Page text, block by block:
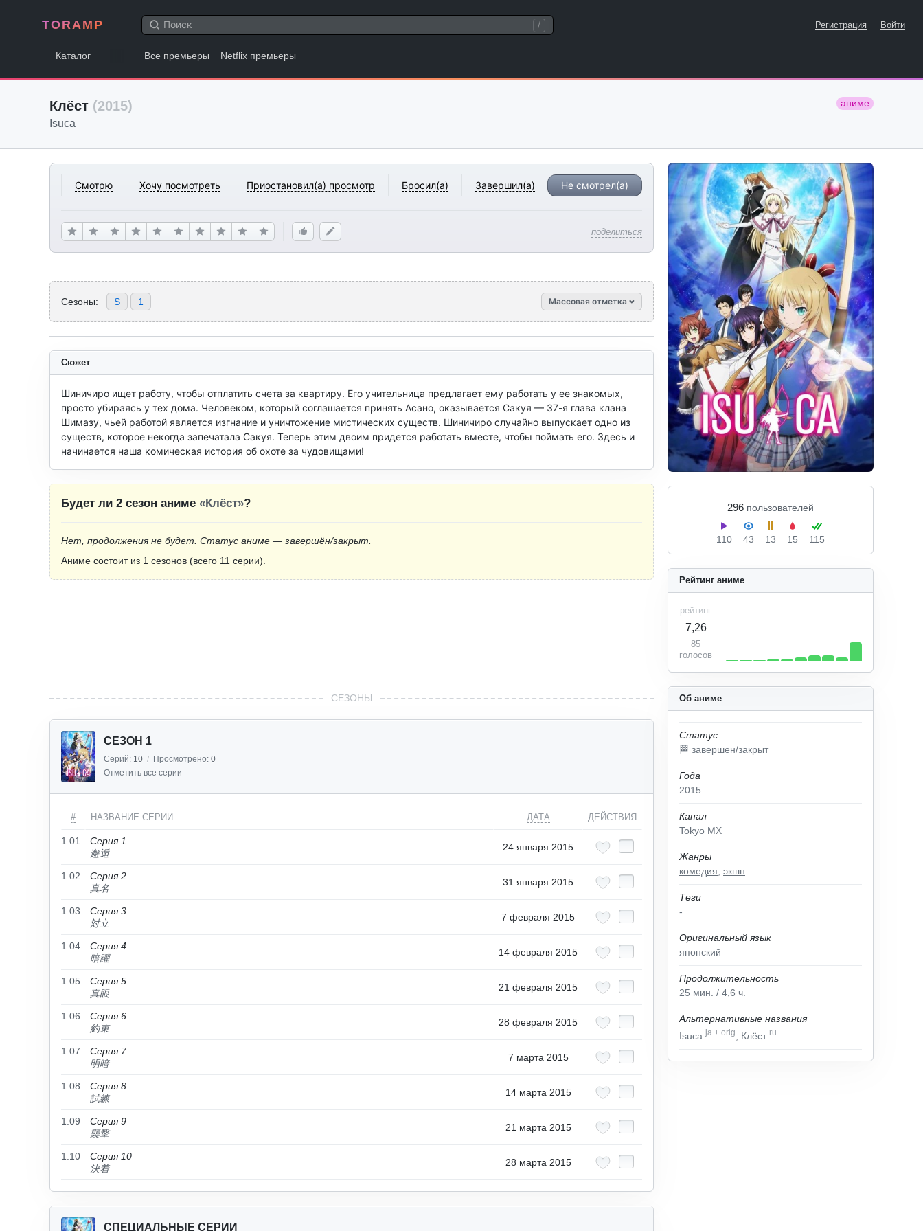
TORAMP / Регистрация Войти
Каталог Все премьеры Netflix премьеры
Клёст (2015) аниме
Isuca
Смотрю Хочу посмотреть Приостановил(а) просмотр Бросил(а) Завершил(а) Не смотрел(а)
поделиться
296 пользователей
110 43 13 15 115
Сезоны: S 1 Массовая отметка
Об аниме
Статус
🏁 завершен/закрыт
Года
2015
Канал
Tokyo MX
Жанры
комедия экшн
Теги
-
Оригинальный язык
японский
Продолжительность
25 мин. / 4,6 ч.
Альтернативные названия
Isucaja + orig , Клёст ru
Рейтинг аниме
рейтинг
7,26
85
голосов
Сюжет
Шиничиро ищет работу, чтобы отплатить счета за квартиру. Его учительница предлагает ему работать у ее знакомых,
просто убираясь у тех дома. Человеком, который соглашается принять Асано, оказывается Сакуя — 37-я глава клана
Шимазу, чьей работой является изгнание и уничтожение мистических существ. Шиничиро случайно выпускает одно из
существ, которое некогда запечатала Сакуя. Теперь этим двоим придется работать вместе, чтобы поймать его. Здесь и
начинается наша комическая история об охоте за чудовищами!
Будет ли 2 сезон аниме «Клёст»?
Нет, продолжения не будет. Статус аниме — завершён/закрыт.
Аниме состоит из 1 сезонов (всего 11 серии).
СЕЗОНЫ
СЕЗОН 1
Серий: 10 / Просмотрено: 0
Отметить все серии
# НАЗВАНИЕ СЕРИИ ДАТА ДЕЙСТВИЯ
1.01
Серия 1
邂逅
24 января 2015
1.02
Серия 2
真名
31 января 2015
1.03
Серия 3
対立
7 февраля 2015
1.04
Серия 4
暗躍
14 февраля 2015
1.05
Серия 5
真眼
21 февраля 2015
1.06
Серия 6
約束
28 февраля 2015
1.07
Серия 7
明暗
7 марта 2015
1.08
Серия 8
試練
14 марта 2015
1.09
Серия 9
襲撃
21 марта 2015
1.10
Серия 10
決着
28 марта 2015
СПЕЦИАЛЬНЫЕ СЕРИИ